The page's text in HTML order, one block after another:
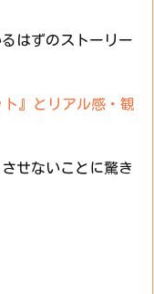
はずのストーリー
ト』とリアル感・観
せないことに驚き